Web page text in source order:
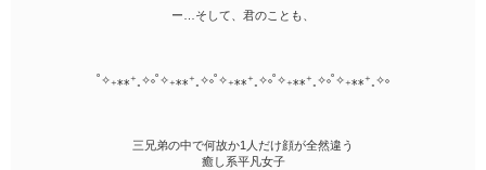
ー…そして、君のことも、
˚✧₊⁎⁎⁺˳✧༚˚✧₊⁎⁎⁺˳✧༚˚✧₊⁎⁎⁺˳✧༚˚✧₊⁎⁎⁺˳✧༚˚✧₊⁎⁎⁺˳✧༚
三兄弟の中で何故か1人だけ顔が全然違う
癒し系平凡女子